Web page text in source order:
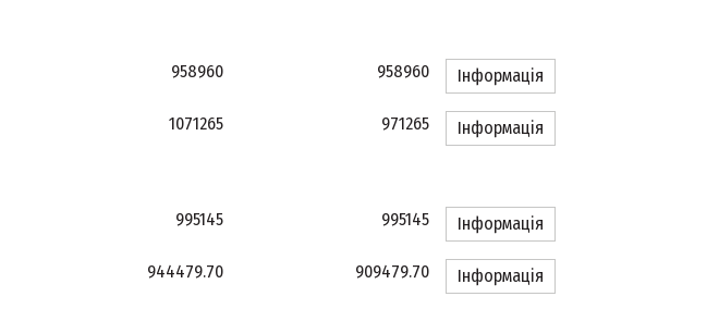
958960 958960 Інформація
1071265 971265 Інформація
995145 995145 Інформація
944479.70 909479.70 Інформація